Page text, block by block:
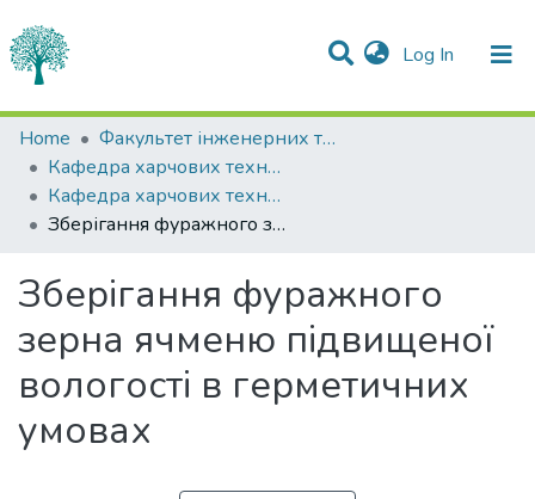
Log In (current)
Statistics
Communities & Collections
All of DSpace
Home
Факультет інженерних технологій та професійної освіти
Кафедра харчових технологій
Кафедра харчових технологій
Зберігання фуражного зерна ячменю підвищеної вологості в герметичних умовах
Зберігання фуражного
зерна ячменю підвищеної
вологості в герметичних
умовах